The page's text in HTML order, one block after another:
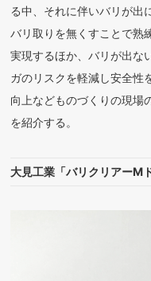
る中、それに伴いバリが出
バリ取りを無くすことで熟
実現するほか、バリが出な
ガのリスクを軽減し安全性
向上などものづくりの現場
を紹介する。
大見工業「バリクリアーM